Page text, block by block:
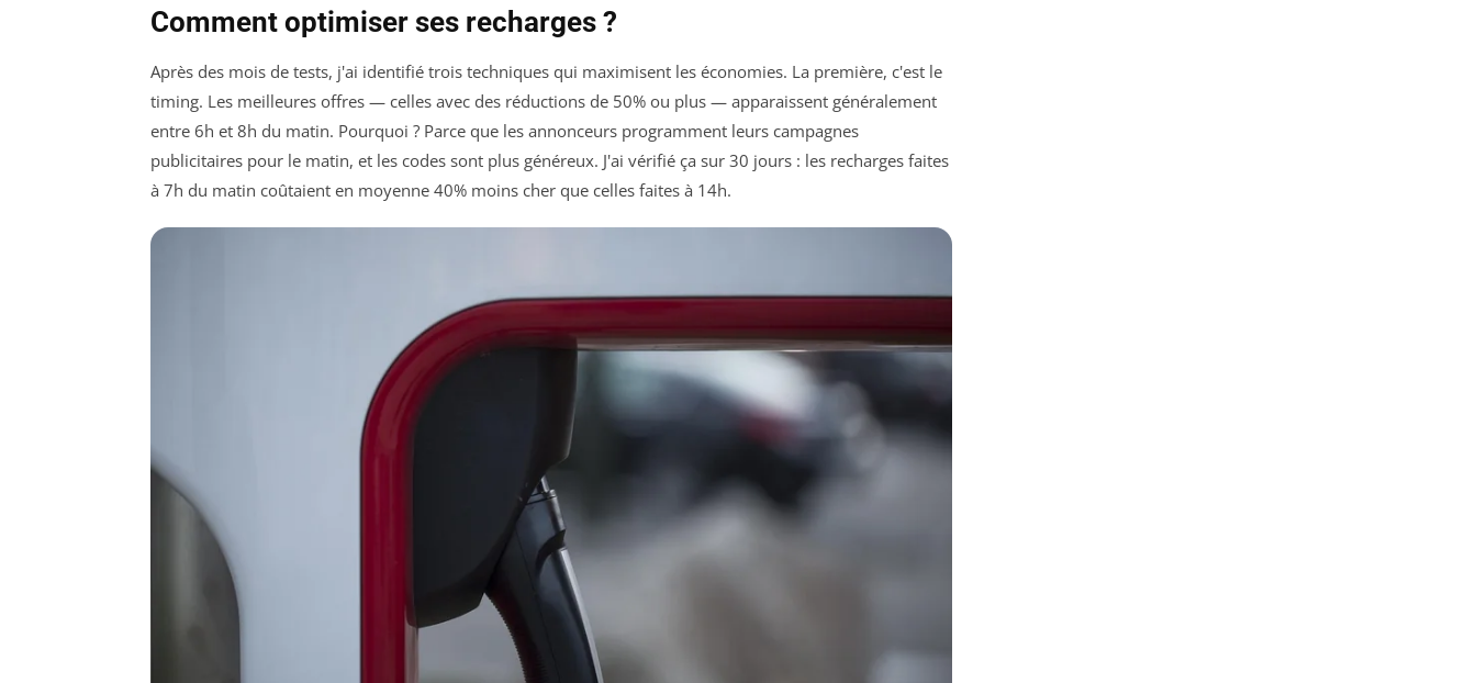
Comment optimiser ses recharges ?
Après des mois de tests, j'ai identifié trois techniques qui maximisent les économies. La première, c'est le
timing. Les meilleures offres — celles avec des réductions de 50% ou plus — apparaissent généralement
entre 6h et 8h du matin. Pourquoi ? Parce que les annonceurs programment leurs campagnes
publicitaires pour le matin, et les codes sont plus généreux. J'ai vérifié ça sur 30 jours : les recharges faites
à 7h du matin coûtaient en moyenne 40% moins cher que celles faites à 14h.